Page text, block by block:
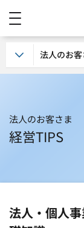
法人のお客さま
経営TIPS
法人・個人
法人のお